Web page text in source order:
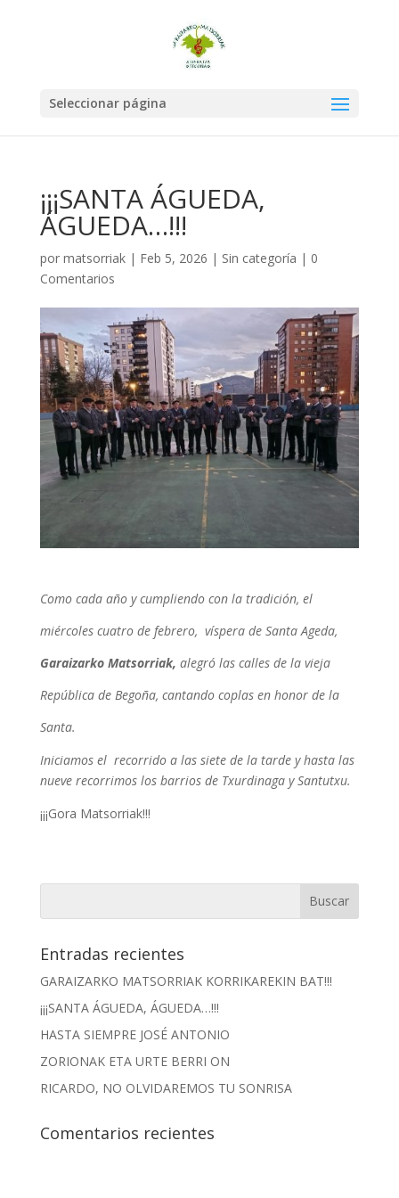
Seleccionar página
¡¡¡SANTA ÁGUEDA,
ÁGUEDA…!!!
por matsorriak| Feb 5, 2026 | Sin categoría | 0
Comentarios
Como cada año y cumpliendo con la tradición, el
miércoles cuatro de febrero, víspera de Santa Ageda,
Garaizarko Matsorriak, alegró las calles de la vieja
República de Begoña, cantando coplas en honor de la
Santa.
Iniciamos el recorrido a las siete de la tarde y hasta las
nueve recorrimos los barrios de Txurdinaga y Santutxu.
¡¡¡Gora Matsorriak!!!
Entradas recientes
GARAIZARKO MATSORRIAK KORRIKAREKIN BAT!!!
¡¡¡SANTA ÁGUEDA, ÁGUEDA…!!!
HASTA SIEMPRE JOSÉ ANTONIO
ZORIONAK ETA URTE BERRI ON
RICARDO, NO OLVIDAREMOS TU SONRISA
Comentarios recientes